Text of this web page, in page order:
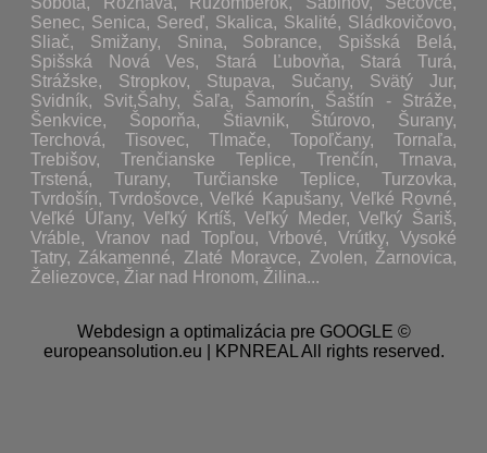
Senec, Senica, Sereď, Skalica, Skalité, Sládkovičovo,
Sliač, Smižany, Snina, Sobrance, Spišská Belá,
Spišská Nová Ves, Stará Ľubovňa, Stará Turá,
Strážske, Stropkov, Stupava, Sučany, Svätý Jur,
Svidník, Svit,Šahy, Šaľa, Šamorín, Šaštín - Stráže,
Šenkvice, Šoporňa, Štiavnik, Štúrovo, Šurany,
Terchová, Tisovec, Tlmače, Topoľčany, Tornaľa,
Trebišov, Trenčianske Teplice, Trenčín, Trnava,
Trstená, Turany, Turčianske Teplice, Turzovka,
Tvrdošín, Tvrdošovce, Veľké Kapušany, Veľké Rovné,
Veľké Úľany, Veľký Krtíš, Veľký Meder, Veľký Šariš,
Vráble, Vranov nad Topľou, Vrbové, Vrútky, Vysoké
Tatry, Zákamenné, Zlaté Moravce, Zvolen, Žarnovica,
Želiezovce, Žiar nad Hronom, Žilina...
Webdesign a optimalizácia pre GOOGLE ©
europeansolution.eu | KPNREAL All rights reserved.